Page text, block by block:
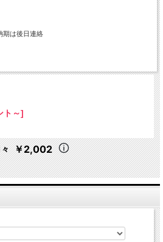
期は後日連絡
ト～]
￥2,002